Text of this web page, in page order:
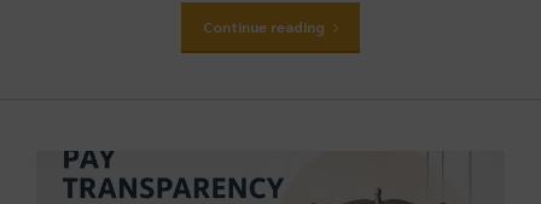
Continue reading